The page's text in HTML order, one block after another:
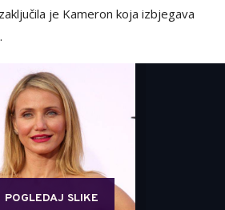
je Kameron koja izbjegava
POGLEDAJ SLIKE